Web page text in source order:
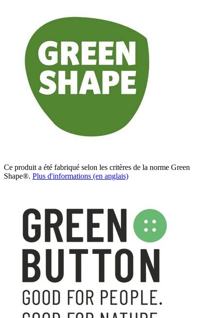
Ce produit a été fabriqué selon les critères de la norme Green
Shape®. Plus d'informations (en anglais)